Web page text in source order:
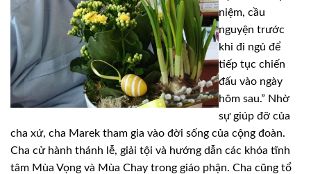
niệm, cầu
nguyện trước
khi đi ngủ để
tiếp tục chiến
đấu vào ngày
hôm sau.” Nhờ
sự giúp đỡ của
cha xứ, cha Marek tham gia vào đời sống của cộng đoàn.
Cha cử hành thánh lễ, giải tội và hướng dẫn các khóa tĩnh
tâm Mùa Vọng và Mùa Chay trong giáo phận. Cha cũng tổ